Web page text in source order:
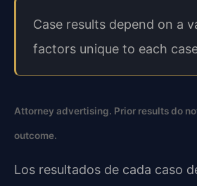
Case results depend on a
factors unique to each
Attorney advertising. Prior results do
outcome.
Los resultados de cada caso